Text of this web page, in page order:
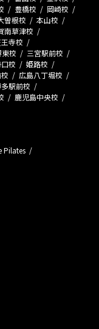
豊橋校
岡崎校
曽根校
本山校
南草津校
寺校
校
三宮駅前校
校
姫路校
広島八丁堀校
駅前校
鹿児島中央校
Pilates